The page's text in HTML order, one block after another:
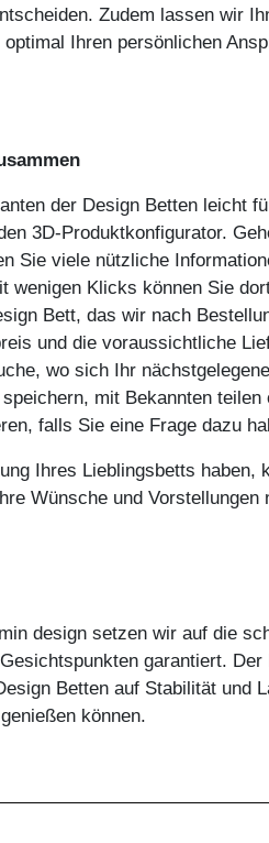
Zudem lassen wir
Ihren persönlichen
der Design Betten leicht
3D-Produktkonfigurator.
Sie viele nützliche
Klicks können Sie
Bett, das wir nach
und die voraussichtliche
wo sich Ihr
mit Bekannten
falls Sie eine Frage dazu
Ihres Lieblingsbetts
Wünsche und
design setzen wir auf die
garantiert.
Betten auf Stabilität und
können.